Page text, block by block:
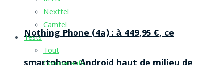
Nothing Phone (4a) : à 449,95 €, ce
Nexttel
Camtel
Tests
Tout